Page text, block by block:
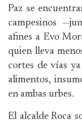
Paz se
campesinos
afines a Evo
quien lleva
cortes de vías
alimentos,
en ambas urbes.
El alcalde Roca